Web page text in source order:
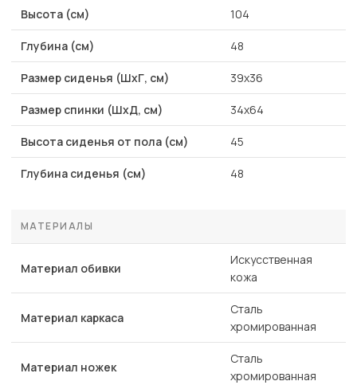
Высота (см) 104
Глубина (см) 48
Размер сиденья (ШхГ, см) 39х36
Размер спинки (ШхД, см) 34х64
Высота сиденья от пола (см) 45
Глубина сиденья (см) 48
МАТЕРИАЛЫ
Материал обивки
Искусственная
кожа
Материал каркаса
Сталь
хромированная
Материал ножек
Сталь
хромированная